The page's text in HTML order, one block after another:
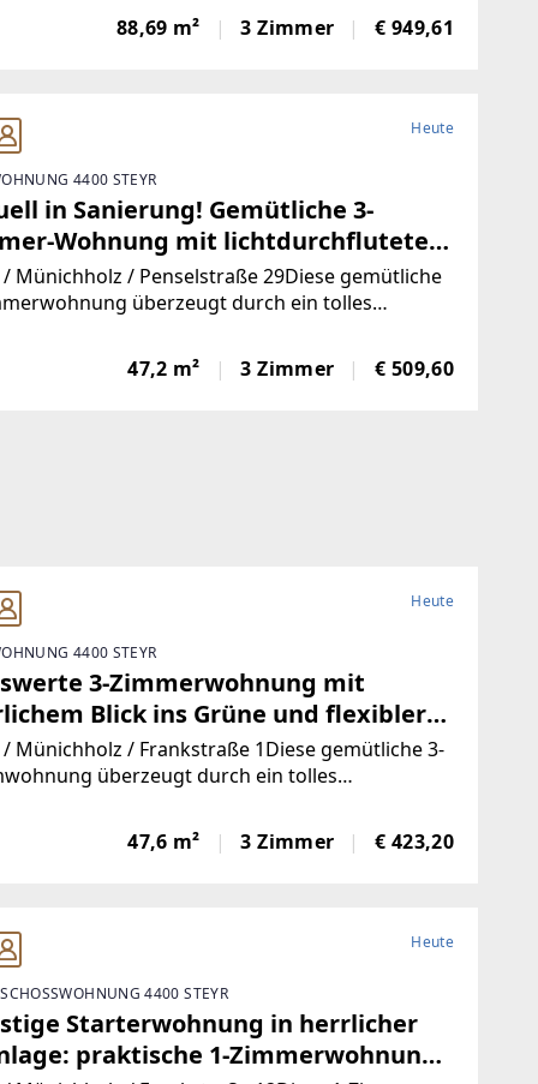
Raumaufteilung, angenehme
und eine attraktive Lage in
88,69 m² 3 Zimmer € 949,61
Heute
4400 STEYR
in Sanierung! Gemütliche 3-
Wohnung mit lichtdurchfluteten
traumhaftem Grünblick,
Grundriss und vielseitigen
Lage!
Münichholz / Penselstraße 29Diese gemütliche
überzeugt durch ein tolles
- so können hier ihre ganz
Anforderungen erfüllt werden! Zudem
47,2 m² 3 Zimmer € 509,60
Heute
4400 STEYR
3-Zimmerwohnung mit
Blick ins Grüne und flexibler
Genießen Sie die Ruhe
eines kleinen
Münichholz!
Münichholz / Frankstraße 1Diese gemütliche 3-
überzeugt durch ein tolles
- so können hier ihre ganz
Anforderungen erfüllt werden! Zudem
47,6 m² 3 Zimmer € 423,20
Heute
4400 STEYR
Starterwohnung in herrlicher
praktische 1-Zimmerwohnung